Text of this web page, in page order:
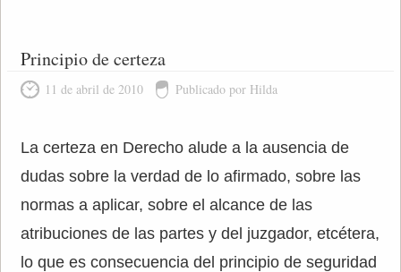
Principio de certeza
11 de abril de 2010 Publicado por Hilda
La certeza en Derecho alude a la ausencia de
dudas sobre la verdad de lo afirmado, sobre las
normas a aplicar, sobre el alcance de las
atribuciones de las partes y del juzgador, etcétera,
lo que es consecuencia del principio de seguridad